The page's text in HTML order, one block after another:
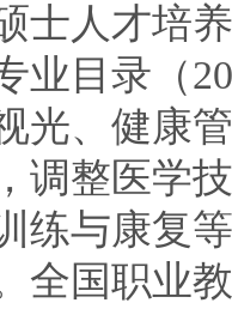
士人才培
业目录（
光、健康
调整医学
练与康复
全国职业